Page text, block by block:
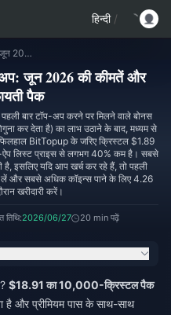
हिन्दी /
Soul Chill 4.26 कॉइन्स टॉप अप: जून 2026 की कीमतें और सबसे किफायती पैक
जून 2026 की कीमतें और
पैक
बार टॉप-अप करने पर मिलने वाले बोनस
कर देता है) का लाभ उठाने के बाद, मध्यम से
BitTopup के जरिए क्रिस्टल $1.89
लिस्ट प्राइस से लगभग 40% कम है। सबसे
इसलिए यदि आप खर्च कर रहे हैं, तो पहली
लें और सबसे अधिक कॉइन्स पाने के लिए 4.26
खरीदारी करें।
तिथि:2026/06/27 20 min पढ़ें
$18.91 का 10,000-क्रिस्टल पैक
प्रीमियम पास के साथ-साथ